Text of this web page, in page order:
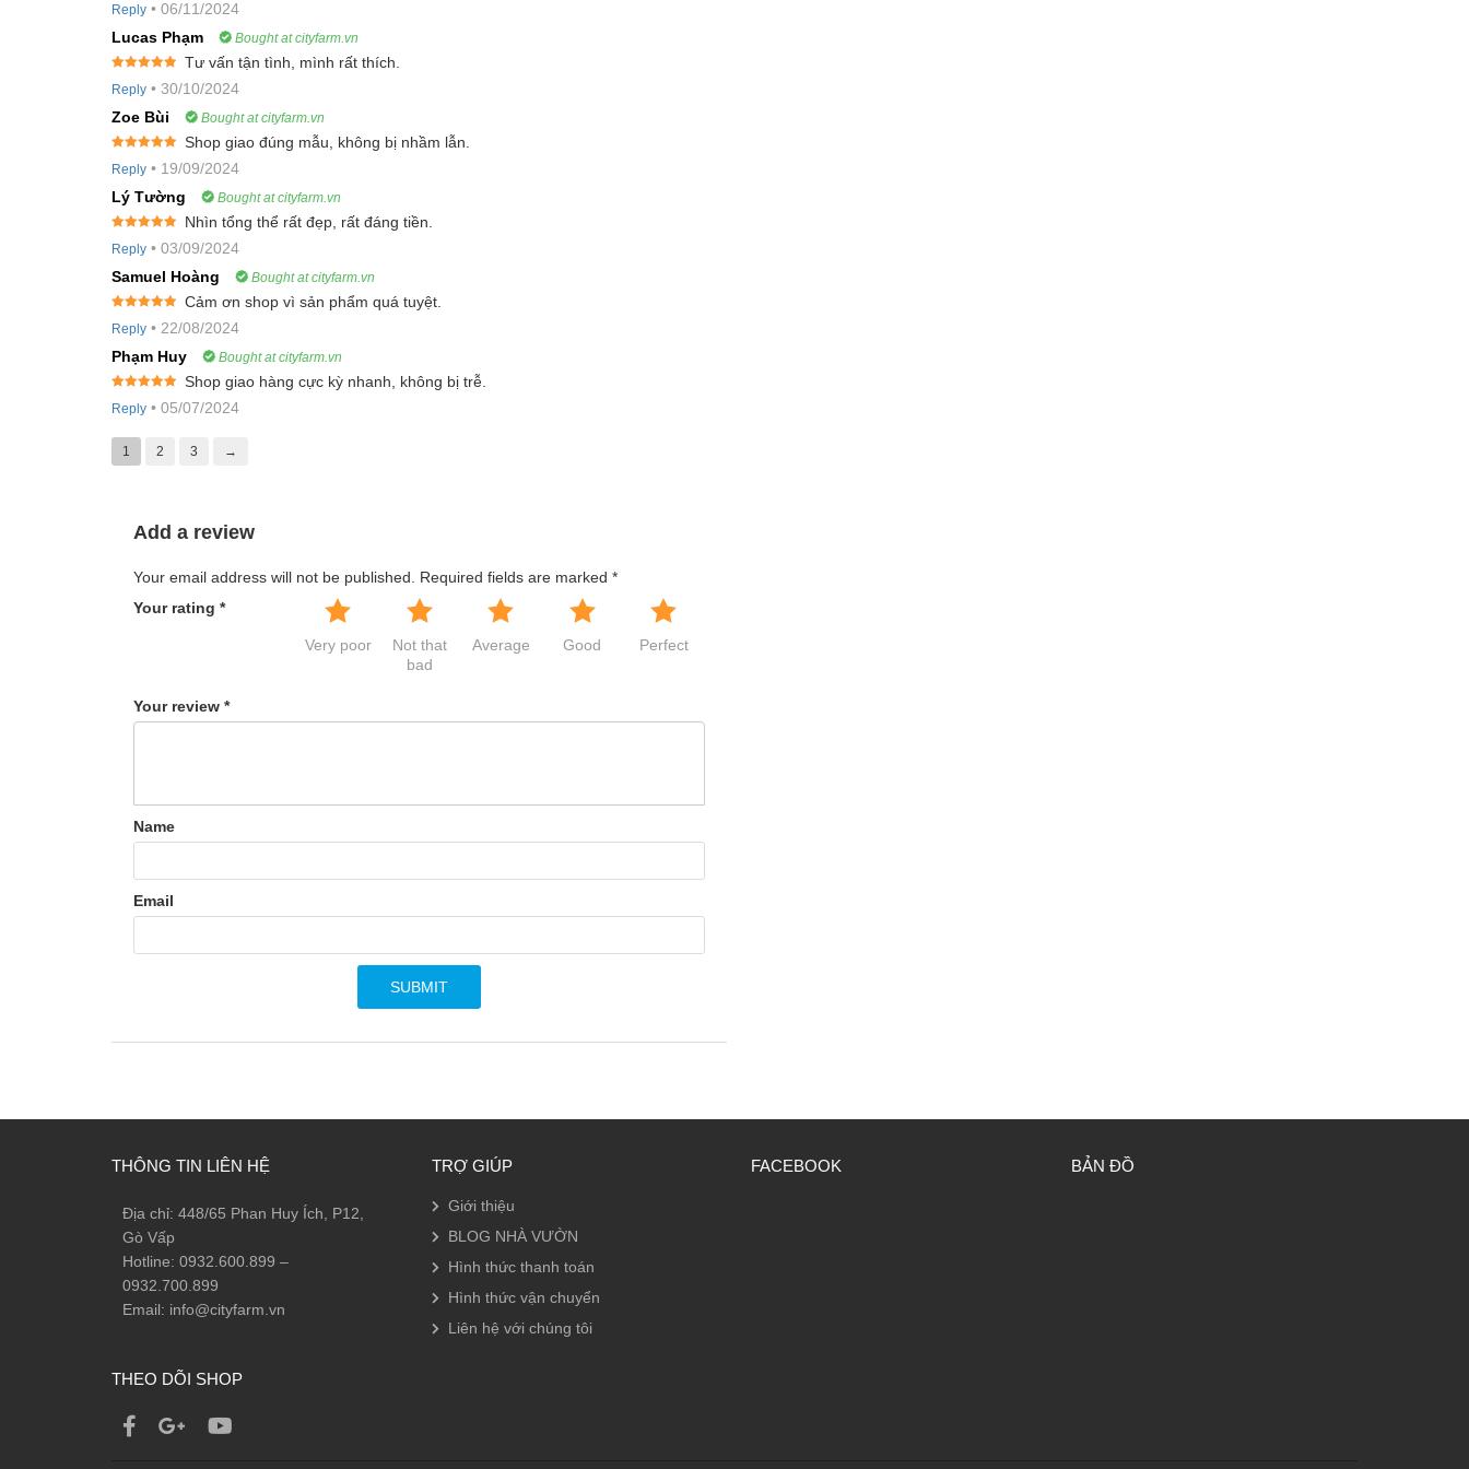
of 5
Reply • 06/11/2024
Lucas Phạm
Bought at cityfarm.vn
of 5
Tư vấn tận tình, mình rất thích.
Reply • 30/10/2024
Zoe Bùi
Bought at cityfarm.vn
of 5
Shop giao đúng mẫu, không bị nhầm lẫn.
Reply • 19/09/2024
Lý Tường
Bought at cityfarm.vn
of 5
Nhìn tổng thể rất đẹp, rất đáng tiền.
Reply • 03/09/2024
Samuel Hoàng
Bought at cityfarm.vn
of 5
Cảm ơn shop vì sản phẩm quá tuyệt.
Reply • 22/08/2024
Phạm Huy
Bought at cityfarm.vn
of 5
Shop giao hàng cực kỳ nhanh, không bị trễ.
Reply • 05/07/2024
1 2 3 →
Add a review
Your email address will not be published. Required fields are marked *
Your rating *
Very poor
Not that
bad
Average Good Perfect
Your review *
Name
Email
THÔNG TIN LIÊN HỆ
Địa chỉ: 448/65 Phan Huy Ích, P12,
Gò Vấp
Hotline: 0932.600.899 –
0932.700.899
Email: info@cityfarm.vn
THEO DÕI SHOP
TRỢ GIÚP
Giới thiệu
BLOG NHÀ VƯỜN
Hình thức thanh toán
Hình thức vận chuyển
Liên hệ với chúng tôi
FACEBOOK BẢN ĐỒ